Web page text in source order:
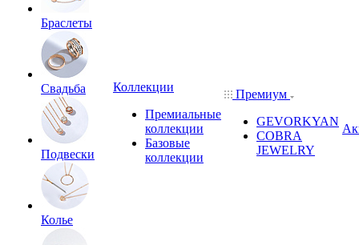
Браслеты
Свадьба
Подвески
Колье
Коллекции
Премиальные
коллекции
Базовые
коллекции
Премиум
GEVORKYAN
COBRA
JEWELRY